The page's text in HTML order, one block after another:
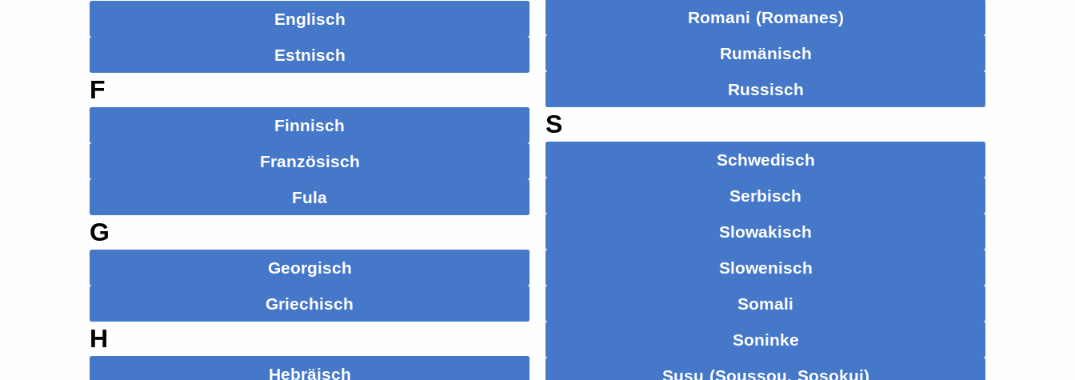
Englisch
Estnisch
F
Finnisch
Französisch
Fula
G
Georgisch
Griechisch
H
Hebräisch
Romani (Romanes)
Rumänisch
Russisch
S
Schwedisch
Serbisch
Slowakisch
Slowenisch
Somali
Soninke
Susu (Soussou, Sosokui)